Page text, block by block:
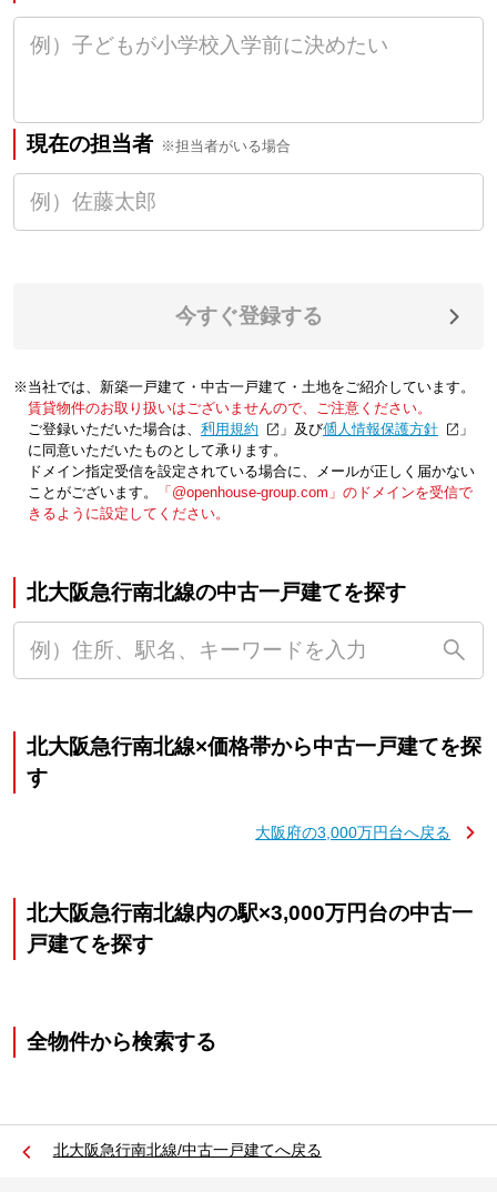
現在の担当者 ※担当者がいる場合
今すぐ登録する
※当社では、新築一戸建て・中古一戸建て・土地をご紹介しています。
賃貸物件のお取り扱いはございませんので、ご注意ください。
ご登録いただいた場合は、「利用規約 」及び「個人情報保護方針
」
に同意いただいたものとして承ります。
ドメイン指定受信を設定されている場合に、メールが正しく届かない
ことがございます。
「@openhouse-group.com」のドメインを受信で
きるように設定してください。
北大阪急行南北線の中古一戸建てを探す
北大阪急行南北線×価格帯から中古一戸建てを探
す
大阪府の3,000万円台へ戻る
北大阪急行南北線内の駅×3,000万円台の中古一
戸建てを探す
全物件から検索する
北大阪急行南北線/中古一戸建てへ戻る